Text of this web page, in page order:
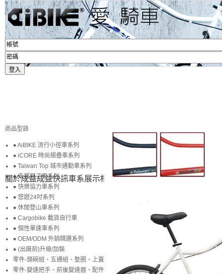
關於成益成益快訊車系展示相簿賞圖生活專區賞車購車
商品型錄
● AiBIKE 流行小徑車系列
● iCORE 時尚摺疊車系列
● Taiwan Top 城市通勤車系列
● 幸福親子車系列
● 快樂協力車系列
● 悠遊24吋系列
● 休閒登山車系列
● Cargobike 載貨自行車
● 個性單速車系列
● OEM/ODM 外銷精選系列
● (出廠前)升級/加裝
零件-頭碗組、五通組、墊圈、上蓋
零件-變速把手、前後變速器、配件